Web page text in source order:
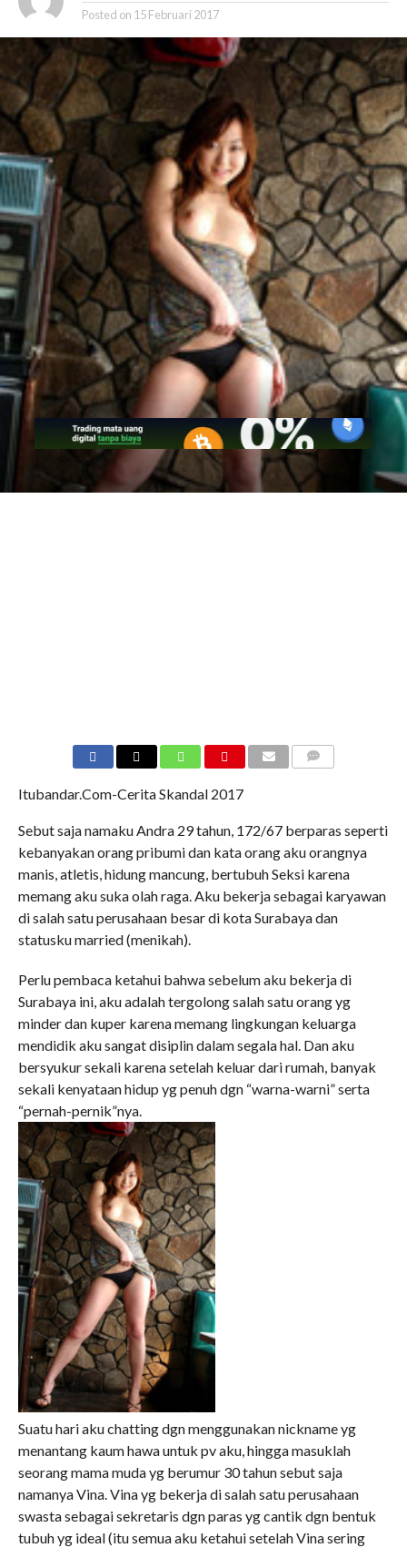
Posted on 15 Februari 2017
Itubandar.Com-Cerita Skandal 2017
Sebut saja namaku Andra 29 tahun, 172/67 berparas seperti
kebanyakan orang pribumi dan kata orang aku orangnya
manis, atletis, hidung mancung, bertubuh Seksi karena
memang aku suka olah raga. Aku bekerja sebagai karyawan
di salah satu perusahaan besar di kota Surabaya dan
statusku married (menikah).
Perlu pembaca ketahui bahwa sebelum aku bekerja di
Surabaya ini, aku adalah tergolong salah satu orang yg
minder dan kuper karena memang lingkungan keluarga
mendidik aku sangat disiplin dalam segala hal. Dan aku
bersyukur sekali karena setelah keluar dari rumah, banyak
sekali kenyataan hidup yg penuh dgn “warna-warni” serta
“pernah-pernik”nya.
Suatu hari aku chatting dgn menggunakan nickname yg
menantang kaum hawa untuk pv aku, hingga masuklah
seorang mama muda yg berumur 30 tahun sebut saja
namanya Vina. Vina yg bekerja di salah satu perusahaan
swasta sebagai sekretaris dgn paras yg cantik dgn bentuk
tubuh yg ideal (itu semua aku ketahui setelah Vina sering